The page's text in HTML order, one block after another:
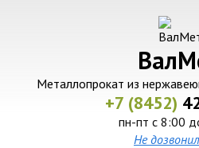
Металлопрокат из
+7 (8452)
пн-пт с 8:00
Не